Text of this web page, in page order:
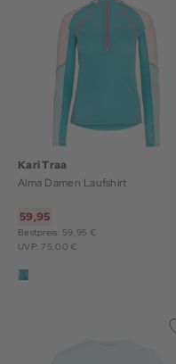
Kari Traa
Alma Damen Laufshirt
59,95
Bestpreis: 59,95 €
UVP: 75,00 €